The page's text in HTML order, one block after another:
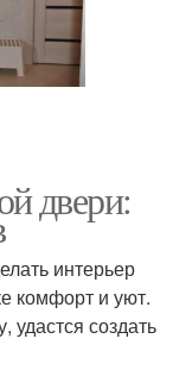
двери:
интерьер
комфорт и уют.
удастся создать